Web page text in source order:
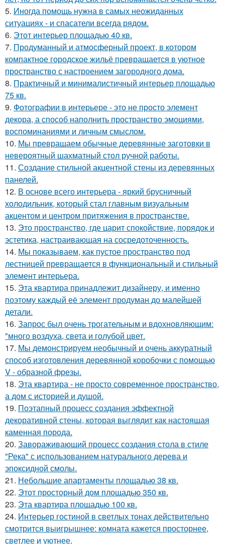
5. Иногда помощь нужна в самых неожиданных
ситуациях - и спасатели всегда рядом.
6. Этот интерьер площадью 40 кв.
7. Продуманный и атмосферный проект, в котором
компактное городское жильё превращается в уютное
пространство с настроением загородного дома.
8. Практичный и минималистичный интерьер площадью
75 кв.
9. Фотографии в интерьере - это не просто элемент
декора, а способ наполнить пространство эмоциями,
воспоминаниями и личным смыслом.
10. Мы превращаем обычные деревянные заготовки в
невероятный шахматный стол ручной работы.
11. Создание стильной акцентной стены из деревянных
панелей.
12. В основе всего интерьера - яркий брусничный
холодильник, который стал главным визуальным
акцентом и центром притяжения в пространстве.
13. Это пространство, где царит спокойствие, порядок и
эстетика, настраивающая на сосредоточенность.
14. Мы показываем, как пустое пространство под
лестницей превращается в функциональный и стильный
элемент интерьера.
15. Эта квартира принадлежит дизайнеру, и именно
поэтому каждый её элемент продуман до малейшей
детали.
16. Запрос был очень трогательным и вдохновляющим:
"много воздуха, света и голубой цвет.
17. Мы демонстрируем необычный и очень аккуратный
способ изготовления деревянной коробочки с помощью
V - образной фрезы.
18. Эта квартира - не просто современное пространство,
а дом с историей и душой.
19. Поэтапный процесс создания эффектной
декоративной стены, которая выглядит как настоящая
каменная порода.
20. Завораживающий процесс создания стола в стиле
"Река" с использованием натурального дерева и
эпоксидной смолы.
21. Небольшие апартаменты площадью 38 кв.
22. Этот просторный дом площадью 350 кв.
23. Эта квартира площадью 100 кв.
24. Интерьер гостиной в светлых тонах действительно
смотрится выигрышнее: комната кажется просторнее,
светлее и уютнее.